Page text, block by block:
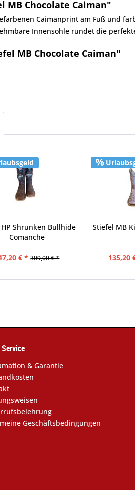
Chocolate Caiman"
Caimanprint am Fuß und
Innensohle rundet die
MB Chocolate Caiman"
Shrunken Bullhide
Comanche
€ * 309,00 € *
Stiefel MB
135,20
& Garantie
Geschäftsbedingungen